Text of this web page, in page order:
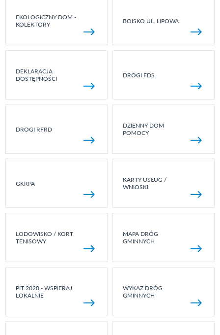
EKOLOGICZNY DOM -
KOLEKTORY
BOISKO UL. LIPOWA
DEKLARACJA
DOSTĘPNOŚCI
DROGI FDS
DROGI RFRD
DZIENNY DOM
POMOCY
GKRPA
KARTY USŁUG /
WNIOSKI
LODOWISKO / KORT
TENISOWY
MAPA DRÓG
GMINNYCH
PIT 2020 - WSPIERAJ
LOKALNIE
WYKAZ DRÓG
GMINNYCH